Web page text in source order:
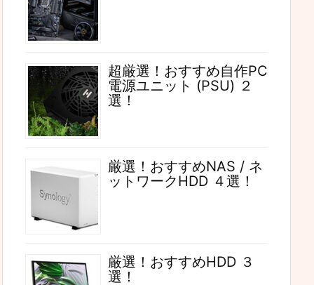
超厳選！おすすめ自作PC
電源ユニット (PSU) ２
選！
厳選！おすすめNAS / ネ
ットワークHDD ４選！
厳選！おすすめHDD ３
選！